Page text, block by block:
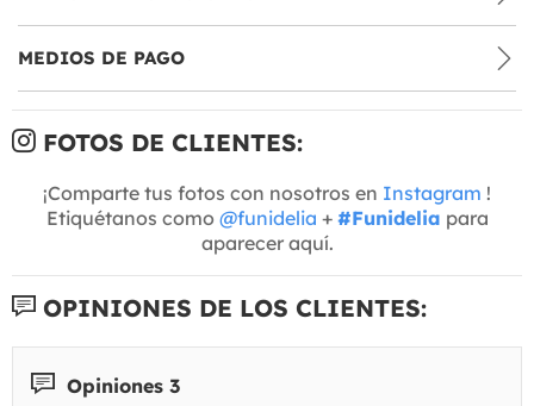
MEDIOS DE PAGO
FOTOS DE CLIENTES:
¡Comparte tus fotos con nosotros en Instagram !
Etiquétanos como @funidelia + #Funidelia para
aparecer aquí.
OPINIONES DE LOS CLIENTES:
Opiniones 3